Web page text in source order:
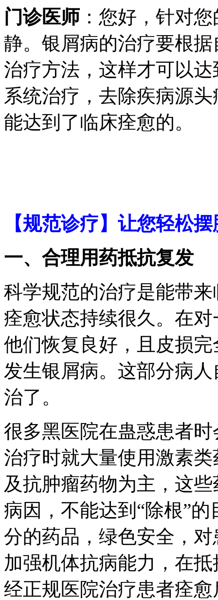
门诊医师 ：您好，针对
静。银屑病的治疗要根
治疗方法，这样才可以
系统治疗，去除疾病源
能达到了临床痊愈的。
【规范诊疗】让您轻松
一、合理用药抵抗复发
科学规范的治疗是能带
痊愈状态持续很久。在
他们恢复良好，且皮损
发生银屑病。这部分病
治了。
很多黑医院在蛊惑患者
治疗时就大量使用激素
及抗肿瘤药物为主，这
病因，不能达到“除根”
分的药品，绿色安全，
加强机体抗病能力，在
经正规医院治疗患者痊